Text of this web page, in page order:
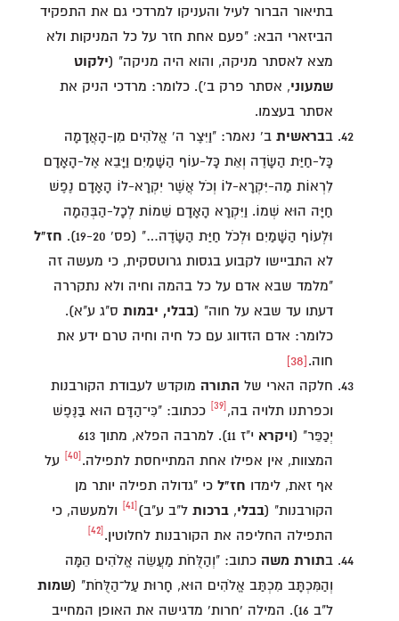
בתיאור הברור לעיל והעניקו למרדכי גם את התפקיד
הביזארי הבא: "פעם אחת חזר על כל המניקות ולא
מצא לאסתר מניקה, והוא היה מניקה" (ילקוט
שמעוני, אסתר פרק ב'). כלומר: מרדכי הניק את
אסתר בעצמו.
בבראשית ב' נאמר: "וַיִּצֶר ה' אֱלֹהִים מִן-הָאֲדָמָה
כָּל-חַיַּת הַשָּׂדֶה וְאֵת כָּל-עוֹף הַשָּׁמַיִם וַיָּבֵא אֶל-הָאָדָם
לִרְאוֹת מַה-יִּקְרָא-לוֹ וְכֹל אֲשֶׁר יִקְרָא-לוֹ הָאָדָם נֶפֶשׁ
חַיָּה הוּא שְׁמוֹ. וַיִּקְרָא הָאָדָם שֵׁמוֹת לְכָל-הַבְּהֵמָה
וּלְעוֹף הַשָּׁמַיִם וּלְכֹל חַיַּת הַשָּׂדֶה…" (פס' 19-20).
חז"ל
לא התביישו לקבוע בגסות גרוטסקית, כי מעשה זה
"מלמד שבא אדם על כל בהמה וחיה ולא נתקררה
דעתו עד שבא על חוה" (בבלי, יבמות ס"ג ע"א).
כלומר: אדם הזדווג עם כל חיה וחיה טרם ידע את
חוה.[38]
חלקה הארי של התורה מוקדש לעבודת הקורבנות
וכפרתנו תלויה בה, [39]
ככתוב: "כִּי־הַדָּם הוּא בַּנֶּפֶשׁ
יְכַפֵּר" (ויקרא
י"ז 11). למרבה הפלא, מתוך 613
המצוות, אין אפילו אחת המתייחסת לתפילה. [40]
על
אף זאת, לימדו חז"ל כי "גדולה תפילה יותר מן
הקורבנות" (בבלי, ברכות ל"ב ע"ב) [41]
ולמעשה, כי
התפילה החליפה את הקורבנות לחלוטין. [42]
בתורת משה כתוב: "וְהַלֻּחֹת מַעֲשֵׂה אֱלֹהִים הֵמָּה
וְהַמִּכְתָּב מִכְתַּב אֱלֹהִים הוּא, חָרוּת עַל־הַלֻּחֹת" (שמות
ל"ב 16). המילה 'חרות' מדגישה את האופן המחייב